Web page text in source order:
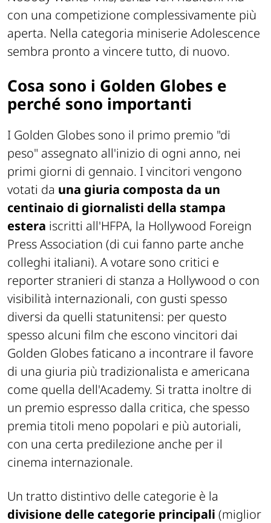
con una competizione complessivamente più
aperta. Nella categoria miniserie Adolescence
sembra pronto a vincere tutto, di nuovo.
Cosa sono i Golden Globes e
perché sono importanti
I Golden Globes sono il primo premio "di
peso" assegnato all'inizio di ogni anno, nei
primi giorni di gennaio. I vincitori vengono
votati da una giuria composta da un
centinaio di giornalisti della stampa
estera iscritti all'HFPA, la Hollywood Foreign
Press Association (di cui fanno parte anche
colleghi italiani). A votare sono critici e
reporter stranieri di stanza a Hollywood o con
visibilità internazionali, con gusti spesso
diversi da quelli statunitensi: per questo
spesso alcuni film che escono vincitori dai
Golden Globes faticano a incontrare il favore
di una giuria più tradizionalista e americana
come quella dell'Academy. Si tratta inoltre di
un premio espresso dalla critica, che spesso
premia titoli meno popolari e più autoriali,
con una certa predilezione anche per il
cinema internazionale.
Un tratto distintivo delle categorie è la
divisione delle categorie principali (miglior